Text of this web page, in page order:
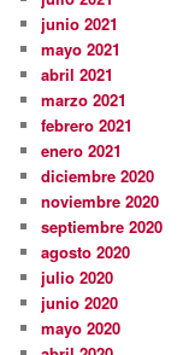
junio 2021
mayo 2021
abril 2021
marzo 2021
febrero 2021
enero 2021
diciembre 2020
noviembre 2020
septiembre 2020
agosto 2020
julio 2020
junio 2020
mayo 2020